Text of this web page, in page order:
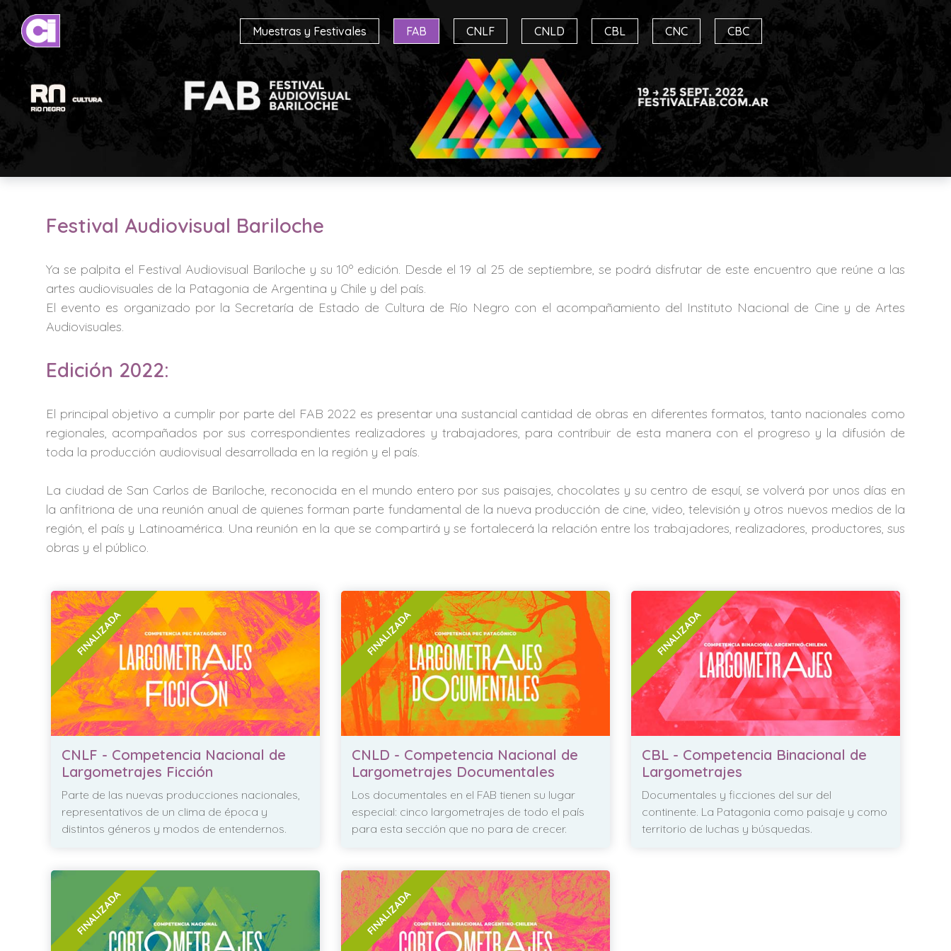
Muestras y Festivales FAB CNLF CNLD CBL CNC CBC
Festival Audiovisual Bariloche
Ya se palpita el Festival Audiovisual Bariloche y su 10º edición. Desde el 19 al 25 de septiembre, se podrá disfrutar de este encuentro que reúne a las
artes audiovisuales de la Patagonia de Argentina y Chile y del país.
El evento es organizado por la Secretaría de Estado de Cultura de Río Negro con el acompañamiento del Instituto Nacional de Cine y de Artes
Audiovisuales.
Edición 2022:
El principal objetivo a cumplir por parte del FAB 2022 es presentar una sustancial cantidad de obras en diferentes formatos, tanto nacionales como
regionales, acompañados por sus correspondientes realizadores y trabajadores, para contribuir de esta manera con el progreso y la difusión de
toda la producción audiovisual desarrollada en la región y el país.
La ciudad de San Carlos de Bariloche, reconocida en el mundo entero por sus paisajes, chocolates y su centro de esquí, se volverá por unos días en
la anfitriona de una reunión anual de quienes forman parte fundamental de la nueva producción de cine, video, televisión y otros nuevos medios de la
región, el país y Latinoamérica. Una reunión en la que se compartirá y se fortalecerá la relación entre los trabajadores, realizadores, productores, sus
obras y el público.
FINALIZADA
CNLF - Competencia Nacional de
Largometrajes Ficción
Parte de las nuevas producciones nacionales,
representativos de un clima de época y
distintos géneros y modos de entendernos.
FINALIZADA
CNLD - Competencia Nacional de
Largometrajes Documentales
Los documentales en el FAB tienen su lugar
especial: cinco largometrajes de todo el país
para esta sección que no para de crecer.
FINALIZADA
CBL - Competencia Binacional de
Largometrajes
Documentales y ficciones del sur del
continente. La Patagonia como paisaje y como
territorio de luchas y búsquedas.
FINALIZADA FINALIZADA